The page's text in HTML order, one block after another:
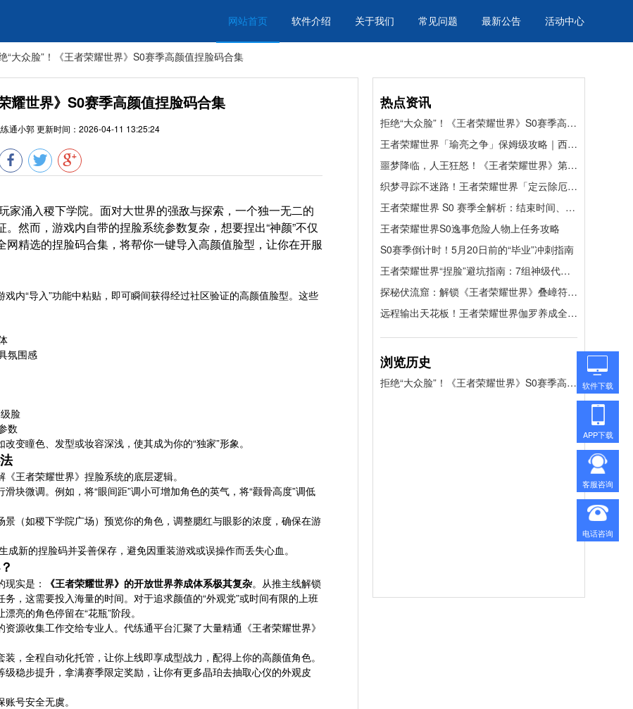
网站首页 软件介绍 关于我们 常见问题 最新公告 活动中心
“大众脸”！《王者荣耀世界》S0赛季高颜值捏脸码合集
耀世界》S0赛季高颜值捏脸码合集
通小郭更新时间： 2026-04-11 13:25:24
家涌入稷下学院。面对大世界的强敌与探索，一个独一无二的
然而，游戏内自带的捏脸系统参数复杂，想要捏出“神颜”不仅
精选的捏脸码合集，将帮你一键导入高颜值脸型，让你在开服
内“导入”功能中粘贴，即可瞬间获得经过社区验证的高颜值脸型。这些
氛围感
脸
数
变瞳色、发型或妆容深浅，使其成为你的“独家”形象。
王者荣耀世界》捏脸系统的底层逻辑。
滑块微调。例如，将“眼间距”调小可增加角色的英气，将“颧骨高度”调低
景（如稷下学院广场）预览你的角色，调整腮红与眼影的浓度，确保在游
成新的捏脸码并妥善保存，避免因重装游戏或误操作而丢失心血。
实是： 《王者荣耀世界》的开放世界养成体系极其复杂。从推主线解锁
，这需要投入海量的时间。对于追求颜值的“外观党”或时间有限的上班
亮的角色停留在“花瓶”阶段。
资源收集工作交给专业人。代练通平台汇聚了大量精通《王者荣耀世界》
，全程自动化托管，让你上线即享成型战力，配得上你的高颜值角色。
级稳步提升，拿满赛季限定奖励，让你有更多晶珀去抽取心仪的外观皮
号安全无虞。
热点资讯
拒绝“大众脸”！《王者荣耀世界》S0赛季高颜值捏脸码合集
王者荣耀世界「瑜亮之争」保姆级攻略｜西施外观 + 滑板皮肤速拿，懒人直接躺赢！
噩梦降临，人王狂怒！《王者荣耀世界》第八章终极Boss帝辛挑战前瞻与备战指南
织梦寻踪不迷路！王者荣耀世界「定云除厄记」全流程速通指南
王者荣耀世界 S0 赛季全解析：结束时间、赛季福利与高效冲分指南
王者荣耀世界S0逸事危险人物上任务攻略
S0赛季倒计时！5月20日前的“毕业”冲刺指南
王者荣耀世界“捏脸”避坑指南：7组神级代码，告别“手残”秒变主角
探秘伏流窟：解锁《王者荣耀世界》叠嶂符印的硬核寻宝指南
远程输出天花板！王者荣耀世界伽罗养成全解，战令主 C 轻松成型
浏览历史
拒绝“大众脸”！《王者荣耀世界》S0赛季高颜值捏脸码合集 软件下载
APP下载
客服咨询
电话咨询